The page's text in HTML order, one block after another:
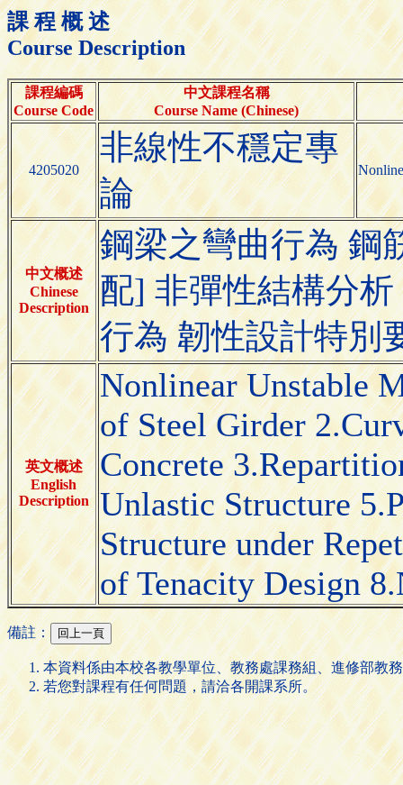
課 程 概 述
Course Description
課程編碼
Course Code
中文課程名稱
Course Name (Chinese)
4205020
非線性不穩定專
論
中文概述
Chinese
Description
鋼梁之彎曲行為 鋼
配] 非彈性結構分
行為 韌性設計特別
英文概述
English
Description
Nonlinear Unstable
of Steel Girder
Concrete
Unlastic Structure
Structure under
of Tenacity Design
備註：
本資料係由本校各教學單位、教務處課務組、進修部教
若您對課程有任何問題，請洽各開課系所。